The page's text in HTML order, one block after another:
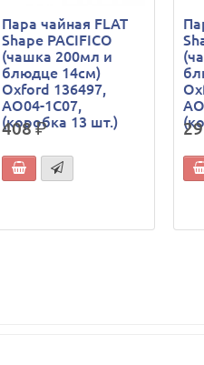
Пара чайная FLAT
Shape PACIFICO
(чашка 200мл и
блюдце 14см)
Oxford 136497,
AO04-1C07,
(коробка 13 шт.)
408р.